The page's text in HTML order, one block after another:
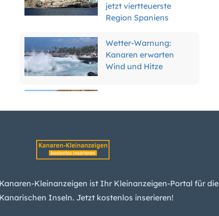
jetzt viertteuerste
Region Spaniens
Wetter-Warnung:
Kanaren erwarten
Wind und Hitze
Tank explodiert:
Tödlicher Unfall in
Canaria
Inseln. Jetzt kostenlos inserieren!